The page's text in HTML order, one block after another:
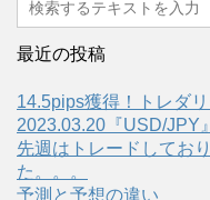
最近の投稿
14.5pips獲得！トレダ
2023.03.20『USD/JPY
先週はトレードしてお
た。。。
予測と予想の違い